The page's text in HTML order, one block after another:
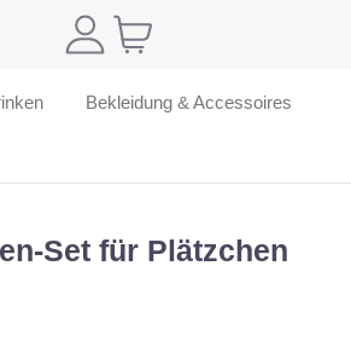
Bekleidung & Accessoires
Set für Plätzchen